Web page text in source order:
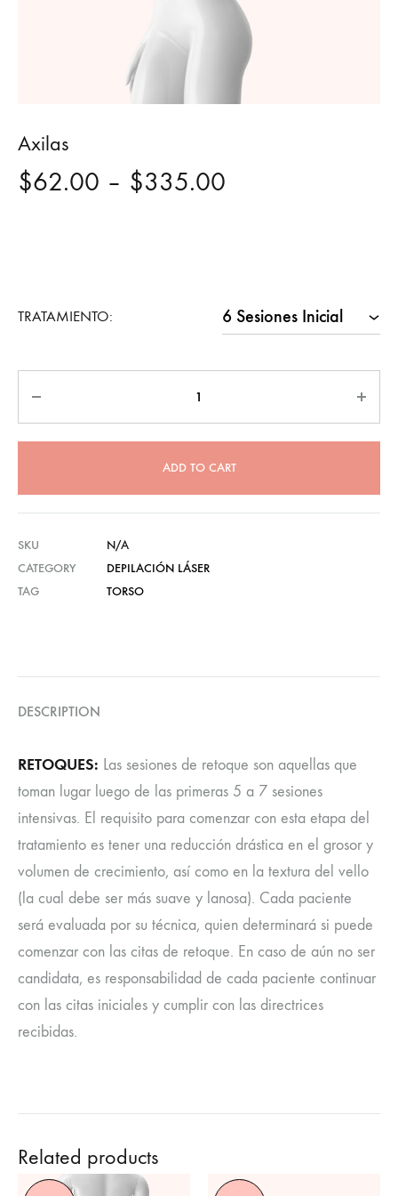
Axilas
$62.00 – $335.00
through
$335.00
TRATAMIENTO:
ADD TO CART
SKU
N/A
CATEGORY
DEPILACIÓN LÁSER
TAG
TORSO
DESCRIPTION
RETOQUES: Las sesiones de retoque son aquellas que
toman lugar luego de las primeras 5 a 7 sesiones
intensivas. El requisito para comenzar con esta etapa del
tratamiento es tener una reducción drástica en el grosor y
volumen de crecimiento, así como en la textura del vello
(la cual debe ser más suave y lanosa). Cada paciente
será evaluada por su técnica, quien determinará si puede
comenzar con las citas de retoque. En caso de aún no ser
candidata, es responsabilidad de cada paciente continuar
con las citas iniciales y cumplir con las directrices
recibidas.
Related products